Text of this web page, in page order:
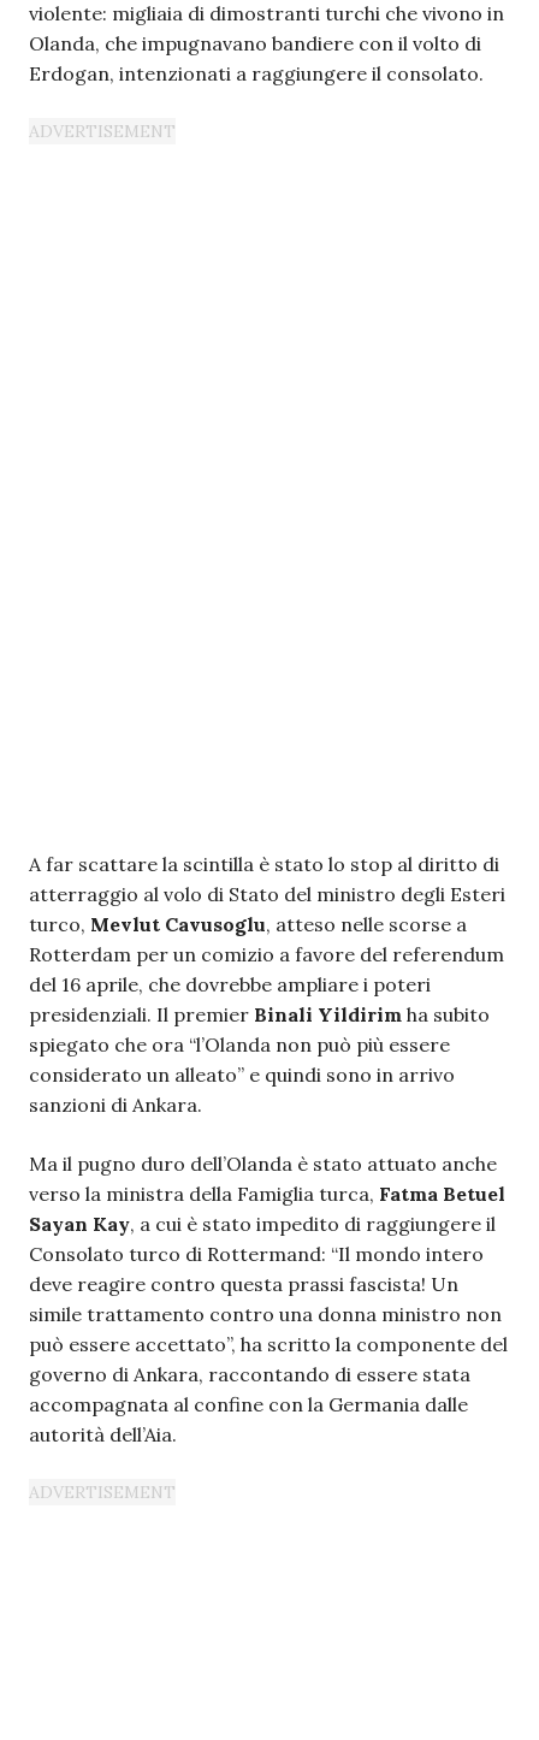
violente: migliaia di dimostranti turchi che vivono in
Olanda, che impugnavano bandiere con il volto di
Erdogan, intenzionati a raggiungere il consolato.
A far scattare la scintilla è stato lo stop al diritto di
atterraggio al volo di Stato del ministro degli Esteri
turco, Mevlut Cavusoglu, atteso nelle scorse a
Rotterdam per un comizio a favore del referendum
del 16 aprile, che dovrebbe ampliare i poteri
presidenziali. Il premier Binali Yildirim ha subito
spiegato che ora “l’Olanda non può più essere
considerato un alleato” e quindi sono in arrivo
sanzioni di Ankara.
Ma il pugno duro dell’Olanda è stato attuato anche
verso la ministra della Famiglia turca, Fatma Betuel
Sayan Kay, a cui è stato impedito di raggiungere il
Consolato turco di Rottermand: “Il mondo intero
deve reagire contro questa prassi fascista! Un
simile trattamento contro una donna ministro non
può essere accettato”, ha scritto la componente del
governo di Ankara, raccontando di essere stata
accompagnata al confine con la Germania dalle
autorità dell’Aia.